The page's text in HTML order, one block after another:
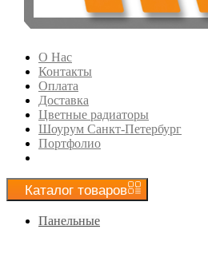
О Нас
Контакты
Оплата
Доставка
Цветные радиаторы
Шоурум Санкт-Петербург
Портфолио
Каталог товаров
Панельные